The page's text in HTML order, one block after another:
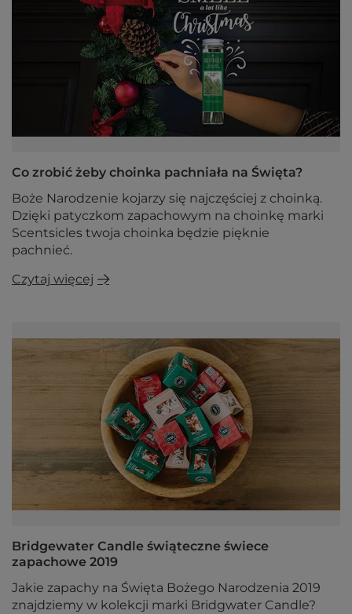
Co zrobić żeby choinka pachniała na Święta?
Boże Narodzenie kojarzy się najczęściej z choinką.
Dzięki patyczkom zapachowym na choinkę marki
Scentsicles twoja choinka będzie pięknie
pachnieć.
Czytaj więcej
Bridgewater Candle świąteczne świece
zapachowe 2019
Jakie zapachy na Święta Bożego Narodzenia 2019
znajdziemy w kolekcji marki Bridgwater Candle?